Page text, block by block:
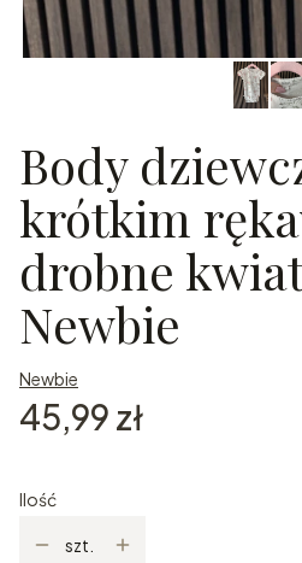
Body
krótkim
drobne
Newbie
Newbie
Cena
45,99 zł
Ilość
szt.